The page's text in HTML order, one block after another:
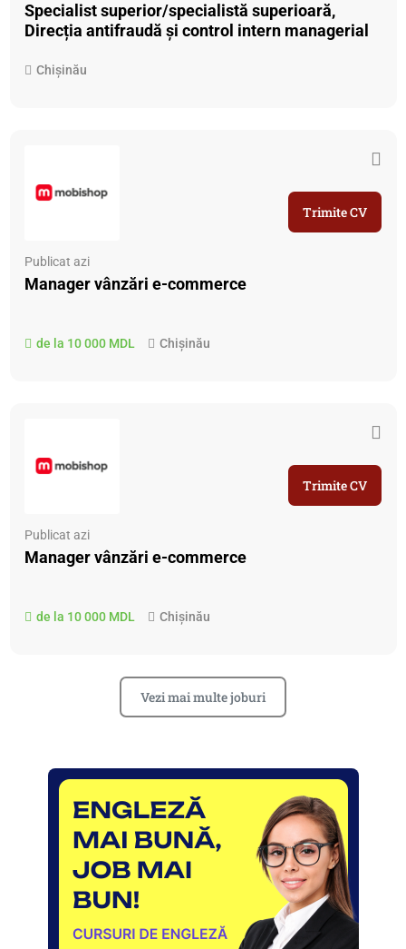
Specialist superior/specialistă superioară,
Direcția antifraudă și control intern managerial
Chișinău
Publicat azi
Manager vânzări e-commerce
de la 10 000 MDL Chișinău
Trimite CV
Publicat azi
Manager vânzări e-commerce
de la 10 000 MDL Chișinău
Trimite CV
Vezi mai multe joburi